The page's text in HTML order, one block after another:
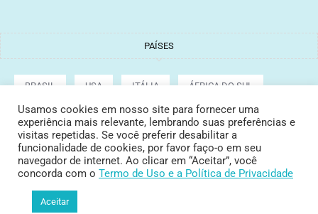
PAÍSES
BRASIL USA ITÁLIA ÁFRICA DO SUL
ARGENTINA GRÉCIA CROÁCIA TURQUIA
Usamos cookies em nosso site para fornecer uma
experiência mais relevante, lembrando suas preferências e
visitas repetidas. Se você preferir desabilitar a
funcionalidade de cookies, por favor faço-o em seu
navegador de internet. Ao clicar em “Aceitar”, você
concorda com o Termo de Uso e a Política de Privacidade
Aceitar